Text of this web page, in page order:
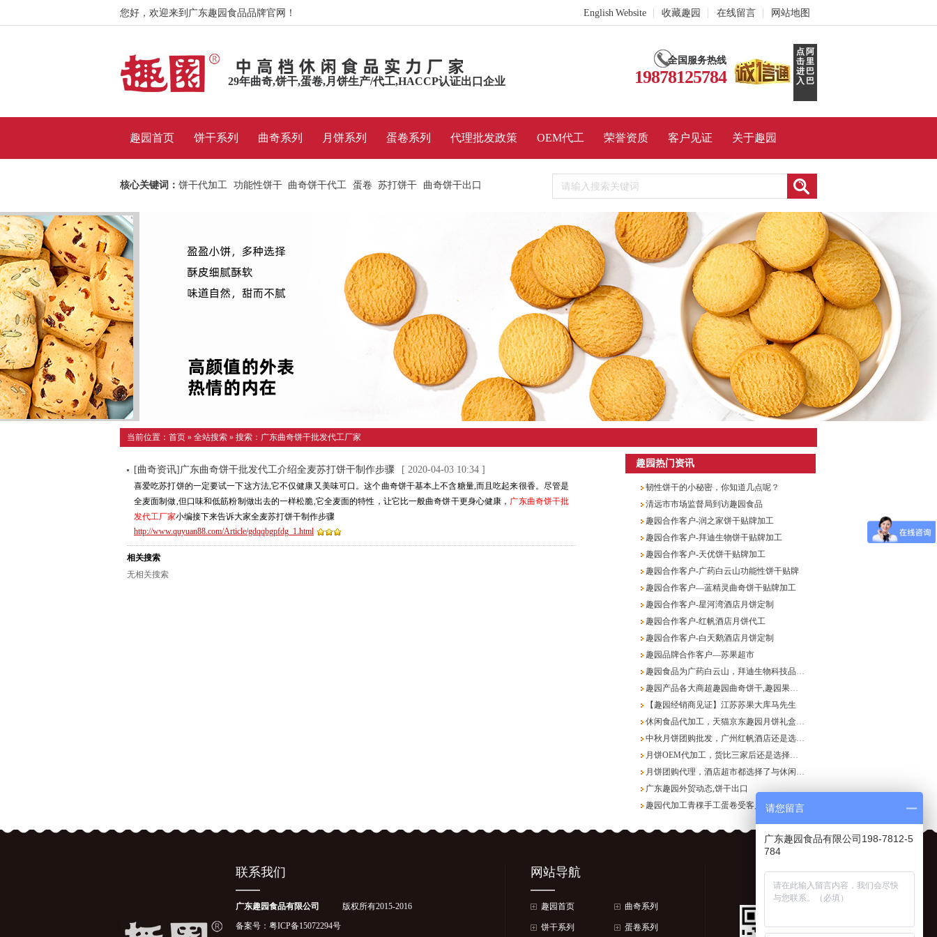
您好，欢迎来到广东趣园食品品牌官网！ English Website 收藏趣园 在线留言 网站地图
29年曲奇,饼干,蛋卷,月饼生产/代工,HACCP认证出口企业
点
击
进
入
阿
里
巴
巴
全国服务热线
19878125784
趣园首页 饼干系列 曲奇系列 月饼系列 蛋卷系列 代理批发政策 OEM代工 荣誉资质 客户见证 关于趣园
曲奇系列
核心关键词： 饼干代加工 功能性饼干 曲奇饼干代工 蛋卷 苏打饼干 曲奇饼干出口
当前位置： 首页 » 全站搜索 » 搜索：广东曲奇饼干批发代工厂家
[曲奇资讯]广东曲奇饼干批发代工介绍全麦苏打饼干制作步骤 [ 2020-04-03 10:34 ]
喜爱吃苏打饼的一定要试一下这方法,它不仅健康又美味可口。这个曲奇饼干基本上不含糖量,而且吃起来很香。尽管是
全麦面制做,但口味和低筋粉制做出去的一样松脆,它全麦面的特性，让它比一般曲奇饼干更身心健康， 广东曲奇饼干批
发代工厂家小编接下来告诉大家全麦苏打饼干制作步骤
http://www.quyuan88.com/Article/gdqqbgpfdg_1.html
相关搜索
无相关搜索
趣园热门资讯
韧性饼干的小秘密，你知道几点呢？
清远市市场监督局到访趣园食品
趣园合作客户-润之家饼干贴牌加工
趣园合作客户-拜迪生物饼干贴牌加工
趣园合作客户-天优饼干贴牌加工
趣园合作客户-广药白云山功能性饼干贴牌
趣园合作客户—蓝精灵曲奇饼干贴牌加工
趣园合作客户-星河湾酒店月饼定制
趣园合作客户-红帆酒店月饼代工
趣园合作客户-白天鹅酒店月饼定制
趣园品牌合作客户—苏果超市
趣园食品为广药白云山，拜迪生物科技品牌饼干厂家代工
趣园产品各大商超趣园曲奇饼干,趣园果仁酥产品展示
【趣园经销商见证】江苏苏果大库马先生
休闲食品代加工，天猫京东趣园月饼礼盒销售
中秋月饼团购批发，广州红帆酒店还是选择信任趣园食品
月饼OEM代加工，货比三家后还是选择了广东月饼生产厂家趣园
月饼团购代理，酒店超市都选择了与休闲食品OEM代加工厂家趣园合作
广东趣园外贸动态,饼干出口
趣园代加工青稞手工蛋卷受客户好评
联系我们
广东趣园食品有限公司
版权所有2015-2016
备案号： 粤ICP备15072294号
网站导航
趣园首页 曲奇系列
饼干系列 蛋卷系列
请您留言
广东趣园食品有限公司198-7812-5
784